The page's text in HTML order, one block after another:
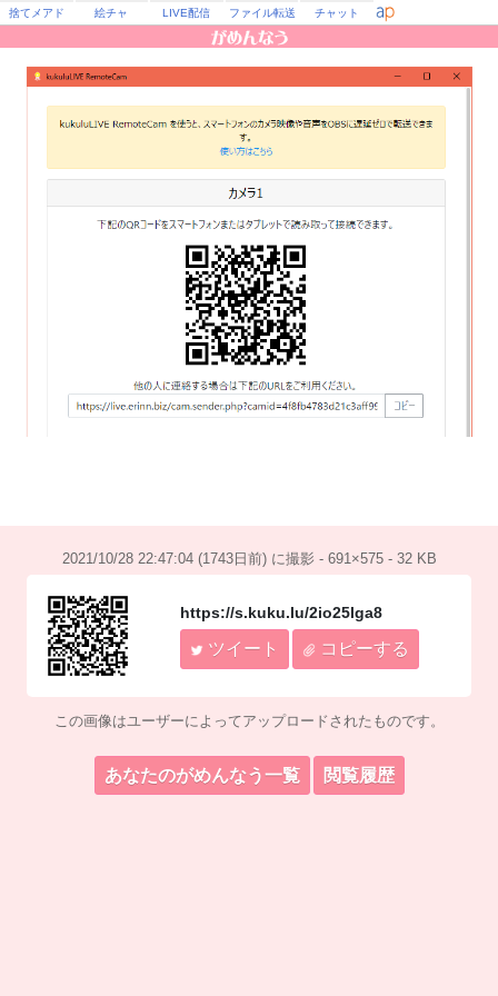
捨てメアド 絵チャ LIVE配信 ファイル転送 チャット
2021/10/28 22:47:04 (1743日前) に撮影 - 691×575 - 32 KB
https://s.kuku.lu/2io25lga8
ツイート コピーする
この画像はユーザーによってアップロードされたものです。
あなたのがめんなう一覧 閲覧履歴